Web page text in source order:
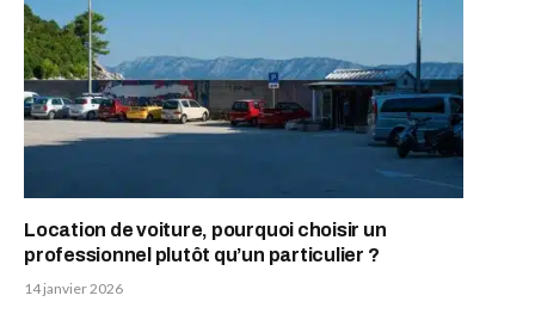
Location de voiture, pourquoi choisir un
professionnel plutôt qu’un particulier ?
14 janvier 2026